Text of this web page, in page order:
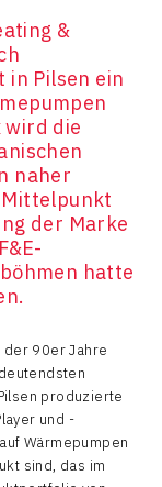
&
in Pilsen ein
die
naher
der Marke
hatte
90er Jahre
produzierte
und -
Wärmepumpen
sind, das im